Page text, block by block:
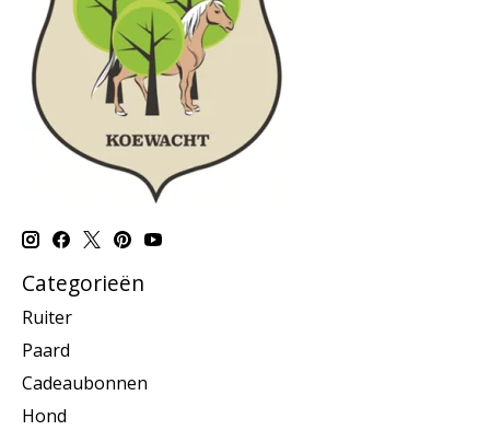
Categorieën
Ruiter
Paard
Cadeaubonnen
Hond